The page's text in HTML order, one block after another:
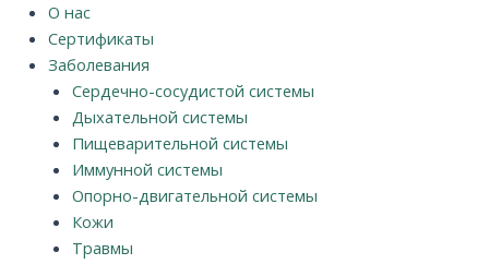
О нас
Сертификаты
Заболевания
Сердечно-сосудистой системы
Дыхательной системы
Пищеварительной системы
Иммунной системы
Опорно-двигательной системы
Кожи
Травмы